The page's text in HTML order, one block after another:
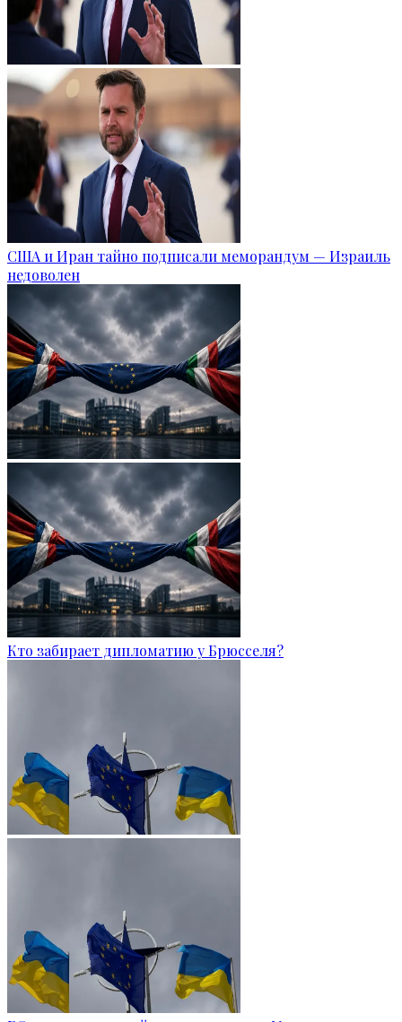
США и Иран тайно подписали меморандум — Израиль
недоволен
Кто забирает дипломатию у Брюсселя?